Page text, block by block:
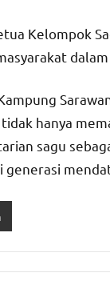
Kelompok
hanya
sagu